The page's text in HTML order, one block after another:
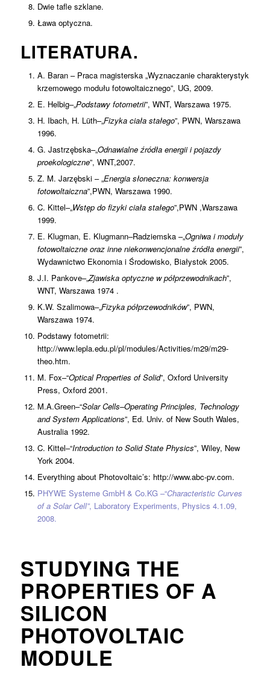
Dwie tafle szklane.
Ława optyczna.
LITERATURA.
A. Baran – Praca magisterska „Wyznaczanie charakterystyk
krzemowego modułu fotowoltaicznego”, UG, 2009.
E. Helbig–„Podstawy fotometrii”, WNT, Warszawa 1975.
H. Ibach, H. Lüth–„Fizyka ciała stałego”, PWN, Warszawa
1996.
G. Jastrzębska–„Odnawialne źródła energii i pojazdy
proekologiczne”, WNT,2007.
Z. M. Jarzębski – „Energia słoneczna: konwersja
fotowoltaiczna”,PWN, Warszawa 1990.
C. Kittel–„Wstęp do fizyki ciała stałego”,PWN ,Warszawa
1999.
E. Klugman, E. Klugmann–Radziemska –„Ogniwa i moduły
fotowoltaiczne oraz inne niekonwencjonalne źródła energii”,
Wydawnictwo Ekonomia i Środowisko, Białystok 2005.
J.I. Pankove–„Zjawiska optyczne w półprzewodnikach”,
WNT, Warszawa 1974 .
K.W. Szalimowa–„Fizyka półprzewodników”, PWN,
Warszawa 1974.
Podstawy fotometrii:
http://www.lepla.edu.pl/pl/modules/Activities/m29/m29-
theo.htm.
M. Fox–“Optical Properties of Solid”, Oxford University
Press, Oxford 2001.
M.A.Green–“Solar Cells–Operating Principles, Technology
and System Applications”, Ed. Univ. of New South Wales,
Australia 1992.
C. Kittel–“Introduction to Solid State Physics”, Wiley, New
York 2004.
Everything about Photovoltaic’s: http://www.abc-pv.com.
PHYWE Systeme GmbH & Co.KG –“Characteristic Curves
of a Solar Cell”, Laboratory Experiments, Physics 4.1.09,
2008.
STUDYING THE
PROPERTIES OF A
SILICON
PHOTOVOLTAIC
MODULE